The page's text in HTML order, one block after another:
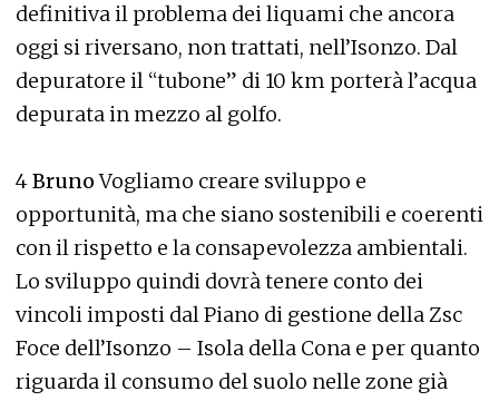
definitiva il problema dei liquami che ancora
oggi si riversano, non trattati, nell’Isonzo. Dal
depuratore il “tubone” di 10 km porterà l’acqua
depurata in mezzo al golfo.
4BrunoVogliamo creare sviluppo e
opportunità, ma che siano sostenibili e coerenti
con il rispetto e la consapevolezza ambientali.
Lo sviluppo quindi dovrà tenere conto dei
vincoli imposti dal Piano di gestione della Zsc
Foce dell’Isonzo – Isola della Cona e per quanto
riguarda il consumo del suolo nelle zone già